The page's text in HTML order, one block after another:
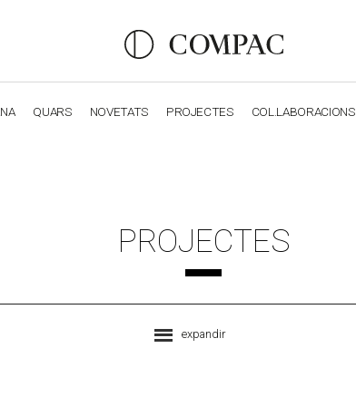
QUARS NOVETATS PROJECTES COL.LABORACIONS
PROJECTES
expandir